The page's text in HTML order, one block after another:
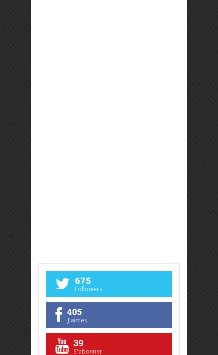
675
Followers
405
J'aimes
39
S'abonner